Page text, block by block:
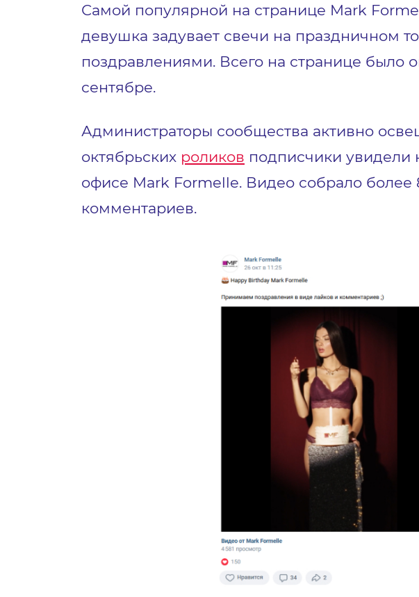
Самой популярной на странице Mark
девушка задувает свечи на праздничном
поздравлениями. Всего на странице было
сентябре.
Администраторы сообщества активно
октябрьских роликов подписчики увидели
офисе Mark Formelle. Видео собрало более
комментариев.